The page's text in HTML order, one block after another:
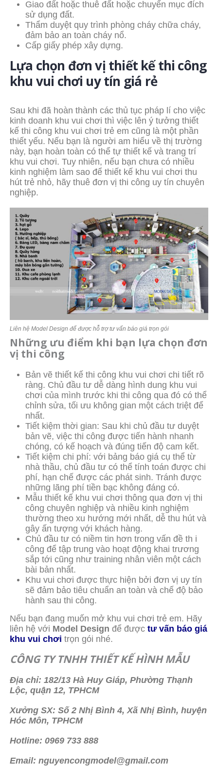
Giao đất hoặc thuê đất hoặc chuyển mục đích
sử dụng đất.
Thẩm duyệt quy trình phòng cháy chữa cháy,
đảm bảo an toàn cháy nổ.
Cấp giấy phép xây dựng.
Lựa chọn đơn vị thiết kế thi công
khu vui chơi uy tín giá rẻ
Sau khi đã hoàn thành các thủ tục pháp lí cho việc
kinh doanh khu vui chơi thì việc lên ý tưởng thiết
kế thi công khu vui chơi trẻ em cũng là một phần
thiết yếu. Nếu bạn là người am hiểu về thị trường
này, bạn hoàn toàn có thể tự thiết kế và trang trí
khu vui chơi. Tuy nhiên, nếu bạn chưa có nhiều
kinh nghiệm làm sao để thiết kế khu vui chơi thu
hút trẻ nhỏ, hãy thuê đơn vị thi công uy tín chuyên
nghiệp.
Liên hệ Model Design để được hỗ trợ tư vấn báo giá trọn gói
Những ưu điểm khi bạn lựa chọn đơn
vị thi công
Bản vẽ thiết kế thi công khu vui chơi chi tiết rõ
ràng. Chủ đầu tư dễ dàng hình dung khu vui
chơi của mình trước khi thi công qua đó có thể
chỉnh sửa, tối ưu không gian một cách triệt để
nhất.
Tiết kiệm thời gian: Sau khi chủ đầu tư duyệt
bản vẽ, việc thi công được tiến hành nhanh
chóng, có kế hoạch và đúng tiến độ cam kết.
Tiết kiệm chi phí: với bảng báo giá cụ thể từ
nhà thầu, chủ đầu tư có thể tính toán được chi
phí, hạn chế được các phát sinh. Tránh được
những lãng phí tiền bạc không đáng có.
Mẫu thiết kế khu vui chơi thông qua đơn vị thi
công chuyên nghiệp và nhiều kinh nghiệm
thường theo xu hướng mới nhất, dễ thu hút và
gây ấn tượng với khách hàng.
Chủ đầu tư có niềm tin hơn trong vấn đề th i
công để tập trung vào hoạt động khai trương
sắp tới cũng như training nhân viên một cách
bài bản nhất.
Khu vui chơi được thực hiện bởi đơn vị uy tín
sẽ đảm bảo tiêu chuẩn an toàn và chế độ bảo
hành sau thi công.
Nếu bạn đang muốn mở khu vui chơi trẻ em. Hãy
liên hệ với Model Design để được tư vấn báo giá
khu vui chơi trọn gói nhé.
CÔNG TY TNHH THIẾT KẾ HÌNH MẪU
Địa chỉ: 182/13 Hà Huy Giáp, Phường Thạnh
Lộc, quận 12, TPHCM
Xưởng SX: Số 2 Nhị Bình 4, Xã Nhị Bình, huyện
Hóc Môn, TPHCM
Hotline: 0969 733 888
Email: nguyencongmodel@gmail.com